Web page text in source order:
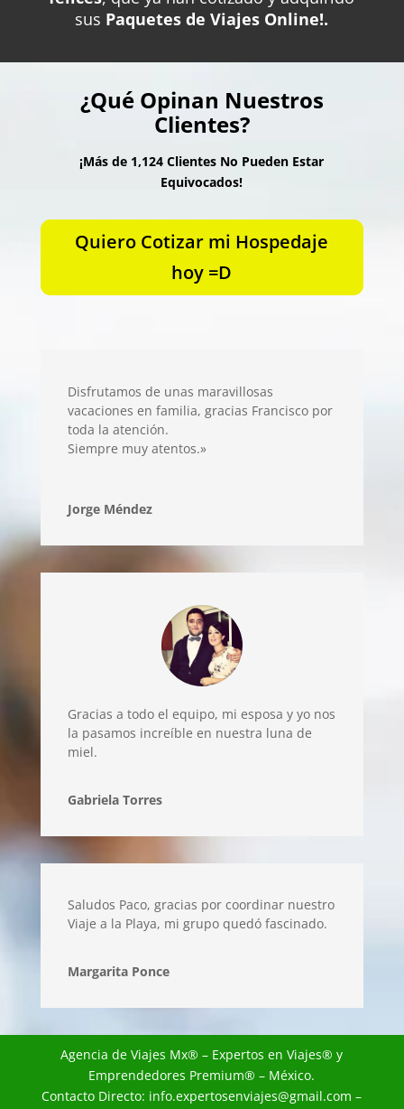
sus Paquetes de Viajes Online!.
¿Qué Opinan Nuestros
Clientes?
¡Más de 1,124 Clientes No Pueden Estar
Equivocados!
Quiero Cotizar mi Hospedaje
hoy =D
Disfrutamos de unas maravillosas
vacaciones en familia, gracias Francisco por
toda la atención.
Siempre muy atentos.»
Jorge Méndez
Gracias a todo el equipo, mi esposa y yo nos
la pasamos increíble en nuestra luna de
miel.
Gabriela Torres
Saludos Paco, gracias por coordinar nuestro
Viaje a la Playa, mi grupo quedó fascinado.
Margarita Ponce
Agencia de Viajes Mx® – Expertos en Viajes® y
Emprendedores Premium® – México.
Contacto Directo: info.expertosenviajes@gmail.com –